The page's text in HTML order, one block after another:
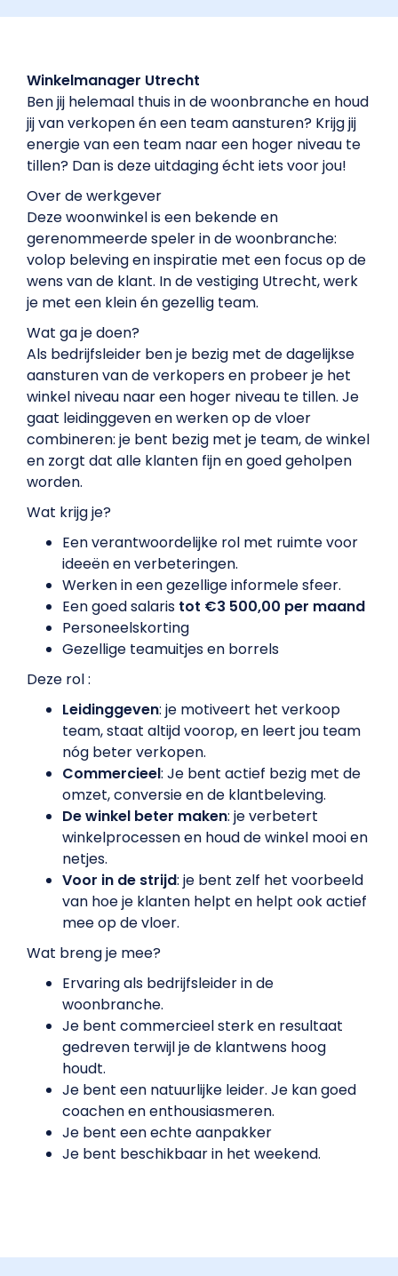
Winkelmanager Utrecht
Ben jij helemaal thuis in de woonbranche en houd
jij van verkopen én een team aansturen? Krijg jij
energie van een team naar een hoger niveau te
tillen? Dan is deze uitdaging écht iets voor jou!
Over de werkgever
Deze woonwinkel is een bekende en
gerenommeerde speler in de woonbranche:
volop beleving en inspiratie met een focus op de
wens van de klant. In de vestiging Utrecht, werk
je met een klein én gezellig team.
Wat ga je doen?
Als bedrijfsleider ben je bezig met de dagelijkse
aansturen van de verkopers en probeer je het
winkel niveau naar een hoger niveau te tillen. Je
gaat leidinggeven en werken op de vloer
combineren: je bent bezig met je team, de winkel
en zorgt dat alle klanten fijn en goed geholpen
worden.
Wat krijg je?
Een verantwoordelijke rol met ruimte voor
ideeën en verbeteringen.
Werken in een gezellige informele sfeer.
Een goed salaris tot €3 500,00 per maand
Personeelskorting
Gezellige teamuitjes en borrels
Deze rol :
Leidinggeven: je motiveert het verkoop
team, staat altijd voorop, en leert jou team
nóg beter verkopen.
Commercieel: Je bent actief bezig met de
omzet, conversie en de klantbeleving.
De winkel beter maken: je verbetert
winkelprocessen en houd de winkel mooi en
netjes.
Voor in de strijd: je bent zelf het voorbeeld
van hoe je klanten helpt en helpt ook actief
mee op de vloer.
Wat breng je mee?
Ervaring als bedrijfsleider in de
woonbranche.
Je bent commercieel sterk en resultaat
gedreven terwijl je de klantwens hoog
houdt.
Je bent een natuurlijke leider. Je kan goed
coachen en enthousiasmeren.
Je bent een echte aanpakker
Je bent beschikbaar in het weekend.